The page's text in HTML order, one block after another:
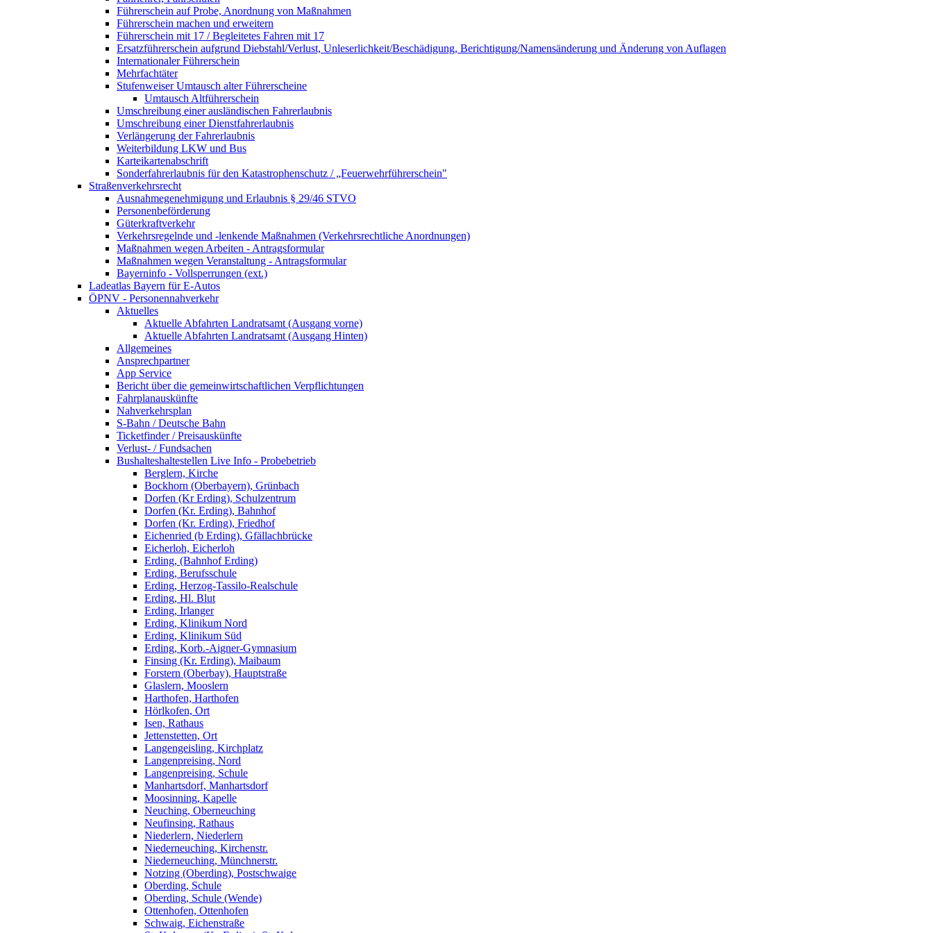
Führerschein auf Probe, Anordnung von Maßnahmen
Führerschein machen und erweitern
Führerschein mit 17 / Begleitetes Fahren mit 17
Ersatzführerschein aufgrund Diebstahl/Verlust, Unleserlichkeit/Beschädigung, Berichtigung/Namensänderung und Änderung von Auflagen
Internationaler Führerschein
Mehrfachtäter
Stufenweiser Umtausch alter Führerscheine
Umtausch Altführerschein
Umschreibung einer ausländischen Fahrerlaubnis
Umschreibung einer Dienstfahrerlaubnis
Verlängerung der Fahrerlaubnis
Weiterbildung LKW und Bus
Karteikartenabschrift
Sonderfahrerlaubnis für den Katastrophenschutz / „Feuerwehrführerschein"
Straßenverkehrsrecht
Ausnahmegenehmigung und Erlaubnis § 29/46 STVO
Personenbeförderung
Güterkraftverkehr
Verkehrsregelnde und -lenkende Maßnahmen (Verkehrsrechtliche Anordnungen)
Maßnahmen wegen Arbeiten - Antragsformular
Maßnahmen wegen Veranstaltung - Antragsformular
Bayerninfo - Vollsperrungen (ext.)
Ladeatlas Bayern für E-Autos
ÖPNV - Personennahverkehr
Aktuelles
Aktuelle Abfahrten Landratsamt (Ausgang vorne)
Aktuelle Abfahrten Landratsamt (Ausgang Hinten)
Allgemeines
Ansprechpartner
App Service
Bericht über die gemeinwirtschaftlichen Verpflichtungen
Fahrplanauskünfte
Nahverkehrsplan
S-Bahn / Deutsche Bahn
Ticketfinder / Preisauskünfte
Verlust- / Fundsachen
Bushalteshaltestellen Live Info - Probebetrieb
Berglern, Kirche
Bockhorn (Oberbayern), Grünbach
Dorfen (Kr Erding), Schulzentrum
Dorfen (Kr. Erding), Bahnhof
Dorfen (Kr. Erding), Friedhof
Eichenried (b Erding), Gfällachbrücke
Eicherloh, Eicherloh
Erding, (Bahnhof Erding)
Erding, Berufsschule
Erding, Herzog-Tassilo-Realschule
Erding, Hl. Blut
Erding, Irlanger
Erding, Klinikum Nord
Erding, Klinikum Süd
Erding, Korb.-Aigner-Gymnasium
Finsing (Kr. Erding), Maibaum
Forstern (Oberbay), Hauptstraße
Glaslern, Mooslern
Harthofen, Harthofen
Hörlkofen, Ort
Isen, Rathaus
Jettenstetten, Ort
Langengeisling, Kirchplatz
Langenpreising, Nord
Langenpreising, Schule
Manhartsdorf, Manhartsdorf
Moosinning, Kapelle
Neuching, Oberneuching
Neufinsing, Rathaus
Niederlern, Niederlern
Niederneuching, Kirchenstr.
Niederneuching, Münchnerstr.
Notzing (Oberding), Postschwaige
Oberding, Schule
Oberding, Schule (Wende)
Ottenhofen, Ottenhofen
Schwaig, Eichenstraße